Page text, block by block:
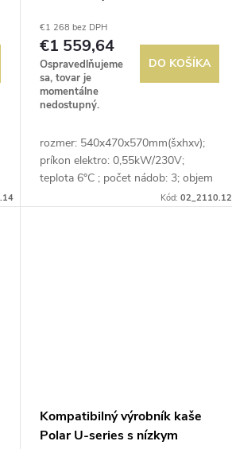
€1 268 bez DPH
€1 559,64
Ospravedlňujeme
sa, tovar je
momentálne
nedostupný.
DO KOŠÍKA
rozmer: 540x470x570mm(šxhxv);
príkon elektro: 0,55kW/230V;
teplota 6°C ; počet nádob: 3; objem
nádoby: 12 l; samostatné ovládanie
Kód: 02_2110.12
Kompatibilný výrobník kaše
Polar U-series s nízkym